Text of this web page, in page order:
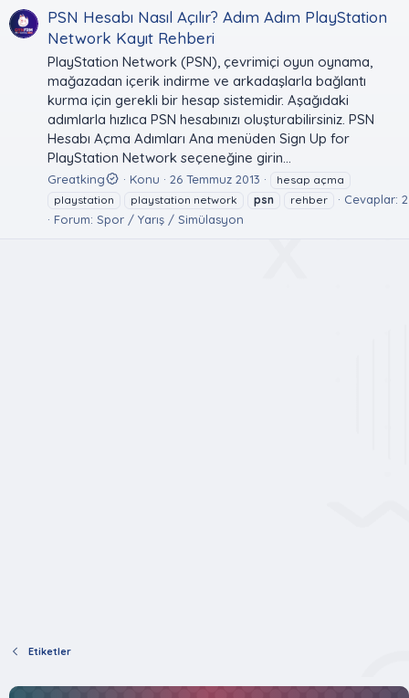
PSN Hesabı Nasıl Açılır? Adım Adım PlayStation
Network Kayıt Rehberi
PlayStation Network (PSN), çevrimiçi oyun oynama,
mağazadan içerik indirme ve arkadaşlarla bağlantı
kurma için gerekli bir hesap sistemidir. Aşağıdaki
adımlarla hızlıca PSN hesabınızı oluşturabilirsiniz. PSN
Hesabı Açma Adımları Ana menüden Sign Up for
PlayStation Network seçeneğine girin...
Greatking Konu 26 Temmuz 2013
hesap açma
playstation
playstation network psn rehber
Cevaplar: 2
Forum: Spor / Yarış / Simülasyon
Etiketler